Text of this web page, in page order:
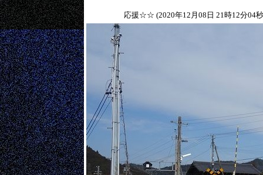
応援☆☆ (2020年12月08日 21時12分04